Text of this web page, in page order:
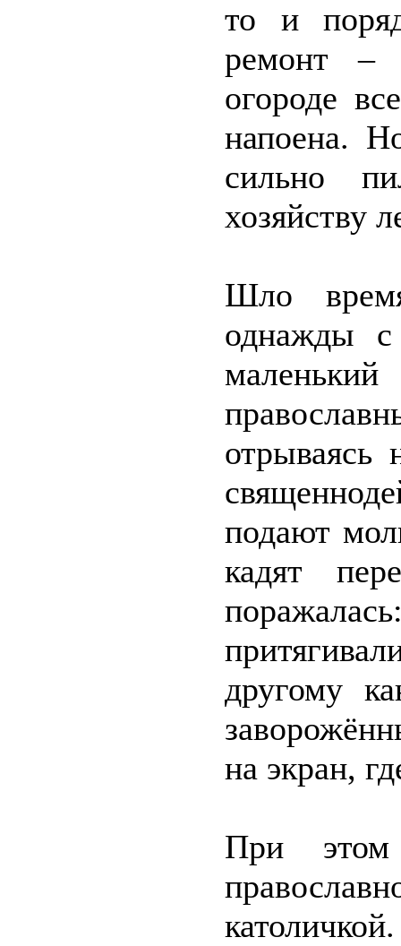
то и
ремонт –
огороде
напоена.
сильно
хозяйству
Шло
однажды с
маленький
отрываясь
подают
кадят
другому
на экран,
При
католичкой.